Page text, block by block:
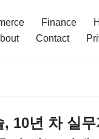
Finance
Contact
, 10년 차 실